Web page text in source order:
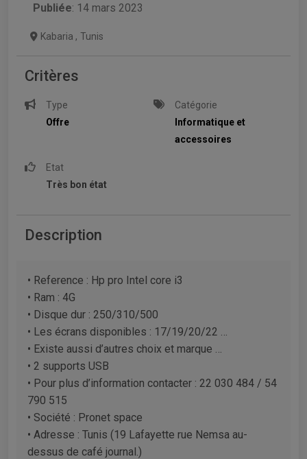
Publiée: 14 mars 2023
Kabaria , Tunis
Critères
Type
Offre
Catégorie
Informatique et
accessoires
Etat
Très bon état
Description
• Reference : Hp pro Intel core i3
• Ram : 4G
• Disque dur : 250/310/500
• Les écrans disponibles : 17/19/20/22 …
• Existe aussi d’autres choix et marque …
• 2 supports USB
• Pour plus d’information contacter : 22 030 484 / 54
790 515
• Société : Pronet space
• Adresse : Tunis (19 Lafayette rue Nemsa au-
dessus de café journal.)